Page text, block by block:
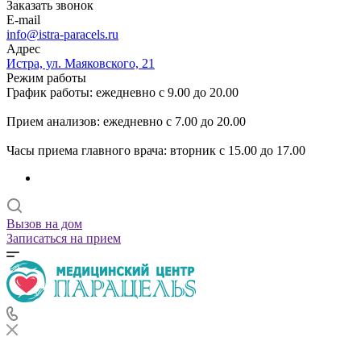
Заказать звонок
E-mail
info@istra-paracels.ru
Адрес
Истра, ул. Маяковского, 21
Режим работы
График работы: ежедневно с 9.00 до 20.00
Прием анализов: ежедневно с 7.00 до 20.00
Часы приема главного врача: вторник с 15.00 до 17.00
Вызов на дом
Записаться на прием